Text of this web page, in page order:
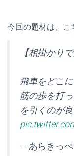
今回の題材は、こ
【相掛かり
飛車をどこ
筋の歩を打
を引くのが
— あらきっぺ